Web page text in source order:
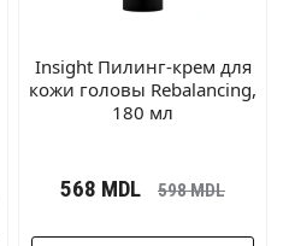
Insight Пилинг-крем для
кожи головы Rebalancing,
180 мл
568 MDL 598MDL